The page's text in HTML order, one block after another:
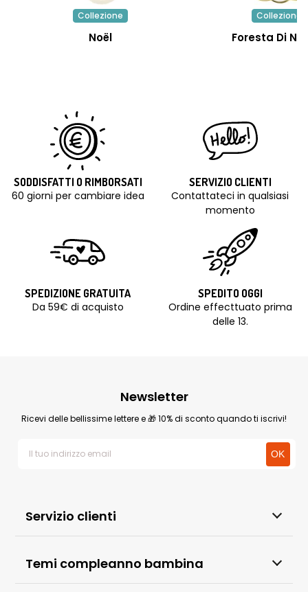
Collezione
Noël
Collezione
Foresta Di
SODDISFATTI O RIMBORSATI
60 giorni per cambiare idea
SERVIZIO CLIENTI
Contattateci in qualsiasi
momento
SPEDIZIONE GRATUITA
Da 59€ di acquisto
SPEDITO OGGI
Ordine effecttuato prima
delle 13.
Servizio clienti
Temi compleanno bambina
Newsletter
Ricevi delle bellissime lettere e 🎁 10% di sconto quando ti iscrivi!